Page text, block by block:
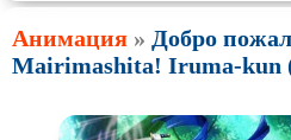
Анимация » Добро
Mairimashita! Iruma-kun